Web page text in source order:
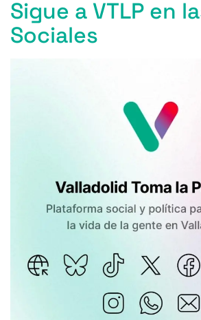
Sigue a VTLP en
Sociales